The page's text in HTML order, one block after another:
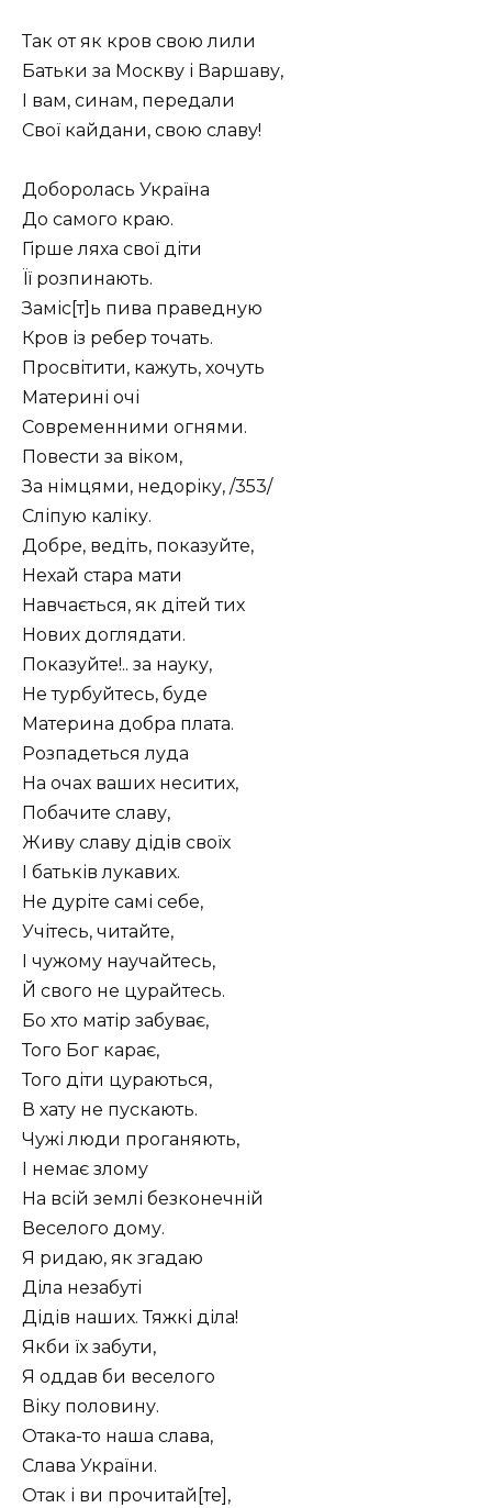
Так от як кров свою лили
Батьки за Москву і Варшаву,
І вам, синам, передали
Свої кайдани, свою славу!
Доборолась Україна
До самого краю.
Гірше ляха свої діти
Її розпинають.
Заміс[т]ь пива праведную
Кров із ребер точать.
Просвітити, кажуть, хочуть
Материні очі
Современними огнями.
Повести за віком,
За німцями, недоріку, /353/
Сліпую каліку.
Добре, ведіть, показуйте,
Нехай стара мати
Навчається, як дітей тих
Нових доглядати.
Показуйте!.. за науку,
Не турбуйтесь, буде
Материна добра плата.
Розпадеться луда
На очах ваших неситих,
Побачите славу,
Живу славу дідів своїх
І батьків лукавих.
Не дуріте самі себе,
Учітесь, читайте,
І чужому научайтесь,
Й свого не цурайтесь.
Бо хто матір забуває,
Того Бог карає,
Того діти цураються,
В хату не пускають.
Чужі люди проганяють,
І немає злому
На всій землі безконечній
Веселого дому.
Я ридаю, як згадаю
Діла незабуті
Дідів наших. Тяжкі діла!
Якби їх забути,
Я оддав би веселого
Віку половину.
Отака-то наша слава,
Слава України.
Отак і ви прочитай[те],